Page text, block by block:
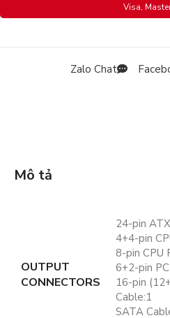
Visa,
Zalo Chat
Mô tả
OUTPUT
CONNECTORS
24-pin
4+4-pin
8-pin CPU
6+2-pin
16-pin
Cable:1
SATA